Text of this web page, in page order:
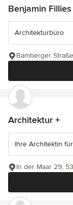
Benjamin
Architekturbüro
Bamberger
Architektur +
Ihre Architektin
In der Maar 29,